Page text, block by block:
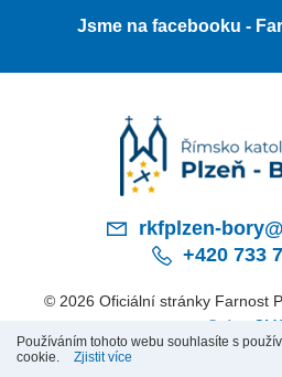
Jsme na facebooku -
rkfplzen-
+420 733
© 2026 Oficiální stránky Farnost
©
Používáním tohoto webu souhlasíte s
cookie.
Zjistit více